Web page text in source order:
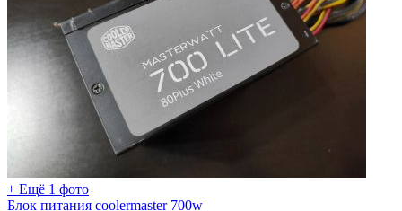
+ Ещё 1 фото
Блок питания coolermaster 700w